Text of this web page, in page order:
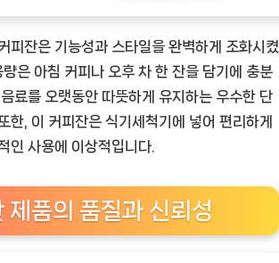
피잔은 기능성과 스타일을 완벽하게 조화시켰
은 아침 커피나 오후 차 한 잔을 담기에 충분
료를 오랫동안 따뜻하게 유지하는 우수한 단
한, 이 커피잔은 식기세척기에 넣어 편리하게
인 사용에 이상적입니다.
제품의 품질과 신뢰성